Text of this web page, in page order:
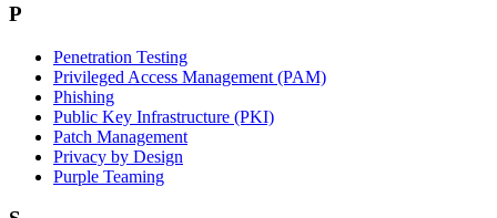
P
Penetration Testing
Privileged Access Management (PAM)
Phishing
Public Key Infrastructure (PKI)
Patch Management
Privacy by Design
Purple Teaming